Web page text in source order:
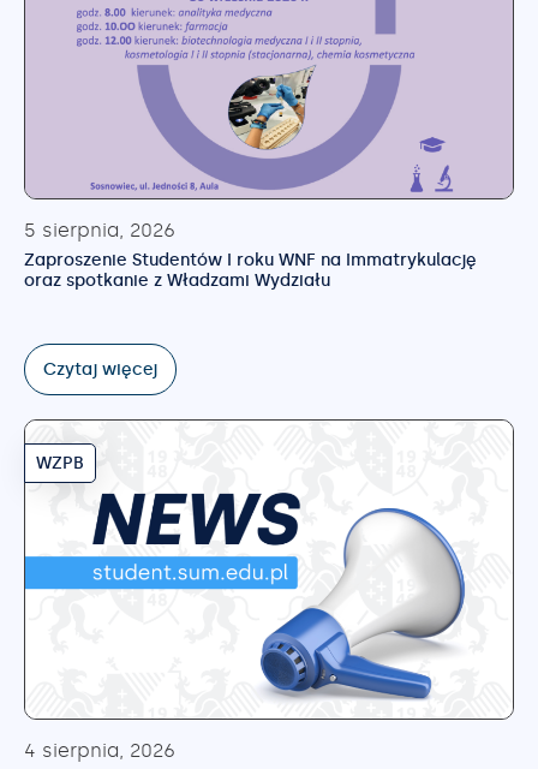
5 sierpnia, 2026
Zaproszenie Studentów I roku WNF na Immatrykulację
oraz spotkanie z Władzami Wydziału
Czytaj więcej
WZPB
4 sierpnia, 2026